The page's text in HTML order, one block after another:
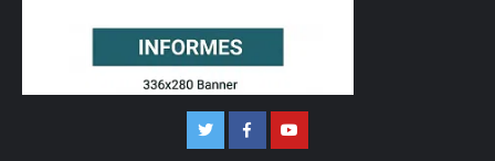
TwitterFacebookYoutube